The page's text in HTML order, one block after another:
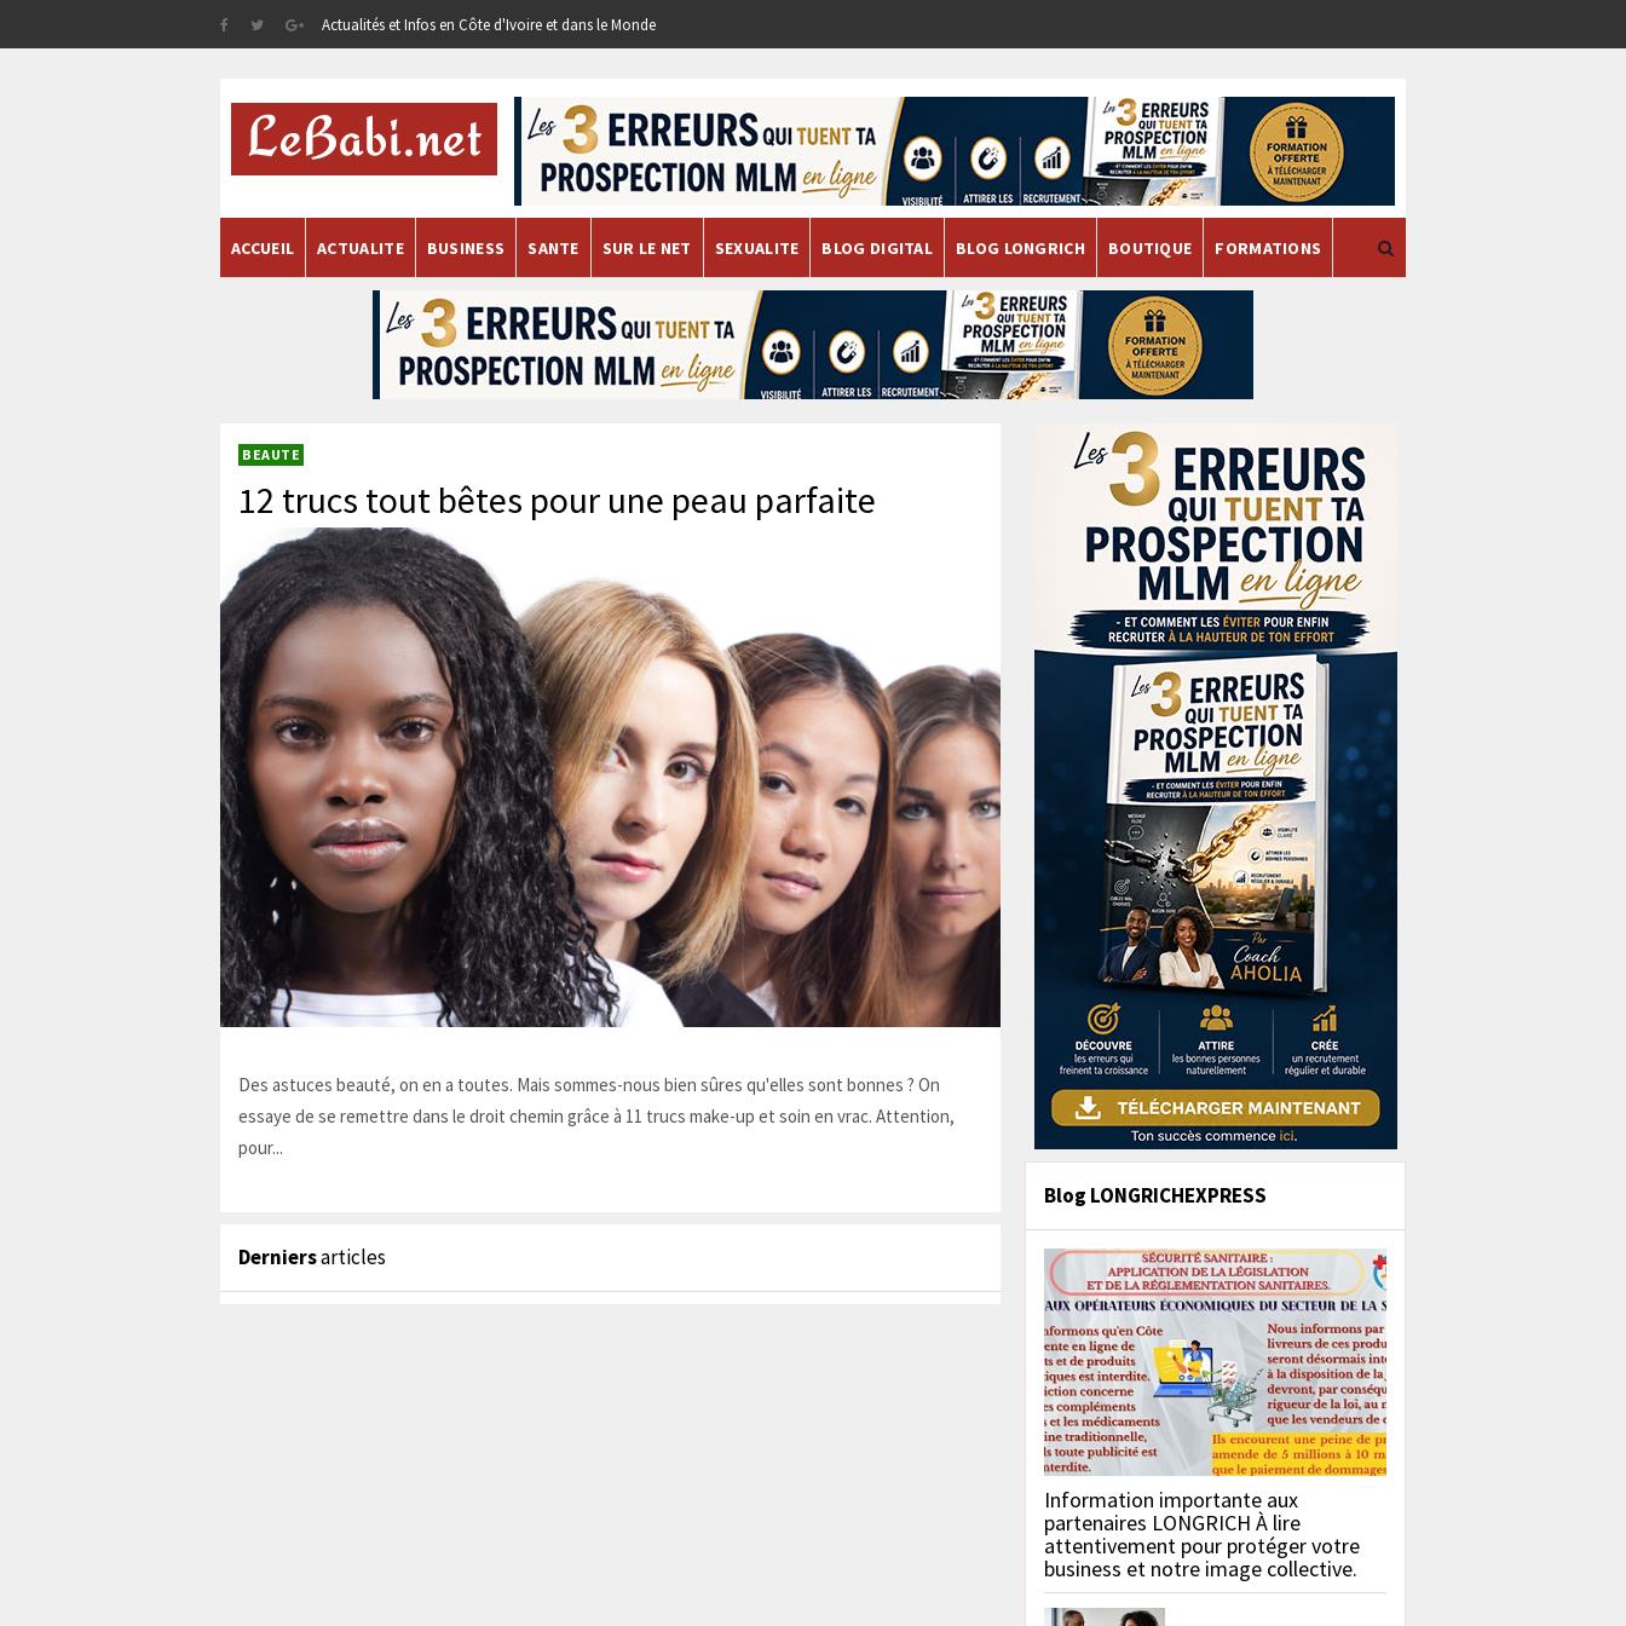
Actualités et Infos en Côte d'Ivoire et dans le Monde
ACCUEIL ACTUALITE BUSINESS SANTE SUR LE NET SEXUALITE BLOG DIGITAL BLOG LONGRICH BOUTIQUE FORMATIONS
BEAUTE
12 trucs tout bêtes pour une peau parfaite
Des astuces beauté, on en a toutes. Mais sommes-nous bien sûres qu'elles sont bonnes ? On
essaye de se remettre dans le droit chemin grâce à 11 trucs make-up et soin en vrac. Attention,
pour...
Derniersarticles
Blog LONGRICHEXPRESS
Information importante aux
partenaires LONGRICH À lire
attentivement pour protéger votre
business et notre image collective.